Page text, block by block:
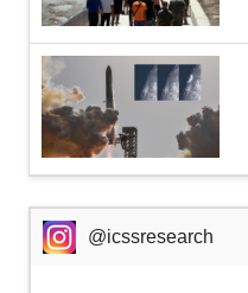
@icssresearch